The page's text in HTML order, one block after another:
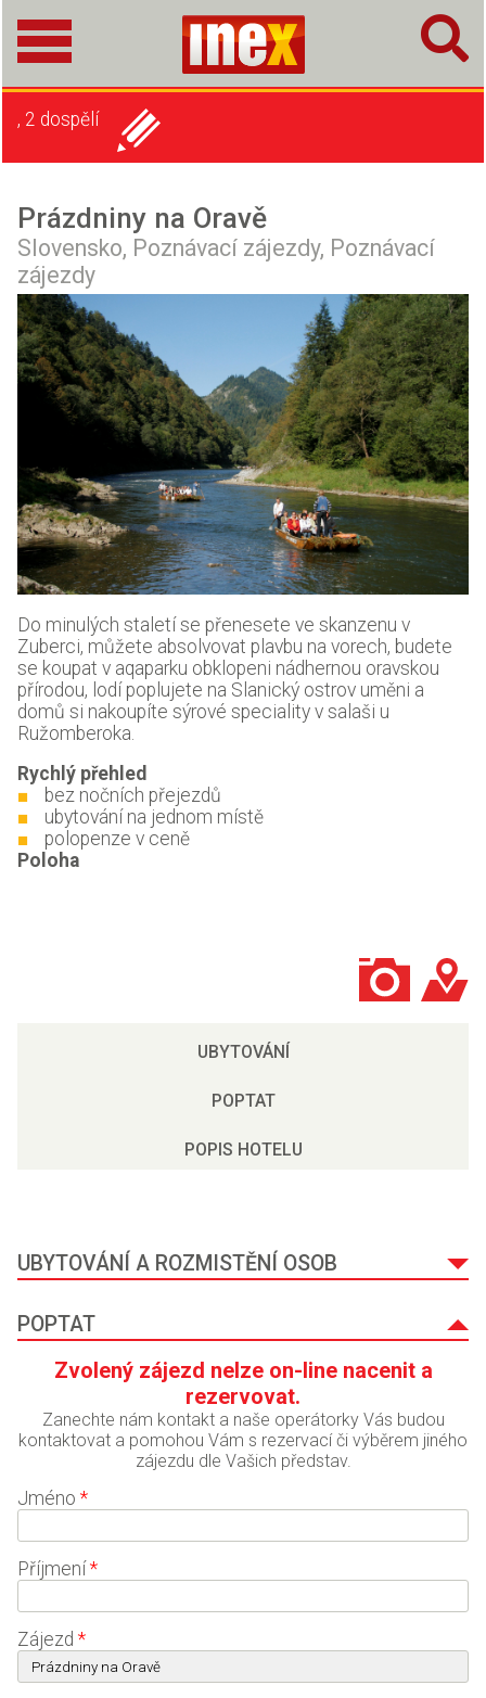
, 2 dospělí
Prázdniny na Oravě
Slovensko, Poznávací zájezdy, Poznávací
zájezdy
Do minulých staletí se přenesete ve skanzenu v
Zuberci, můžete absolvovat plavbu na vorech, budete
se koupat v aqaparku obklopeni nádhernou oravskou
přírodou, lodí poplujete na Slanický ostrov uměni a
domů si nakoupíte sýrové speciality v salaši u
Ružomberoka.
Rychlý přehled
bez nočních přejezdů
ubytování na jednom místě
polopenze v ceně
Poloha
UBYTOVÁNÍ
POPTAT
POPIS HOTELU
UBYTOVÁNÍ A ROZMISTĚNÍ OSOB
POPTAT
Zvolený zájezd nelze on-line nacenit a
rezervovat.
Zanechte nám kontakt a naše operátorky Vás budou
kontaktovat a pomohou Vám s rezervací či výběrem jiného
zájezdu dle Vašich představ.
Jméno *
Příjmení *
Zájezd *